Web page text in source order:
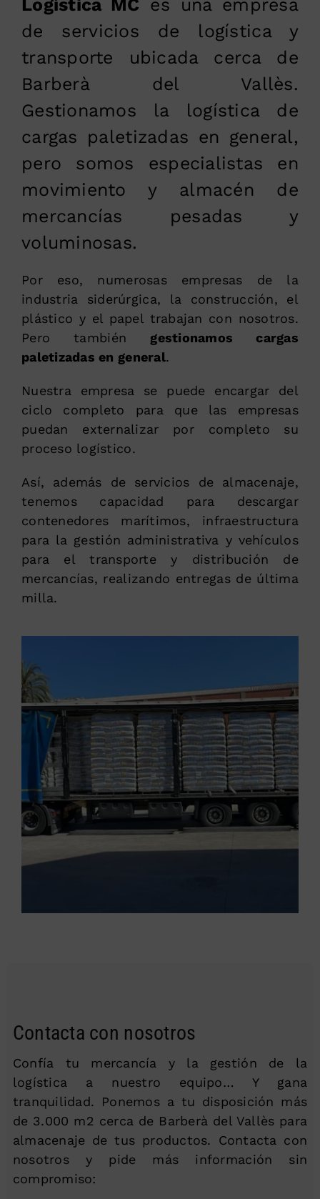
Logística MC es una empresa
de servicios de logística y
transporte ubicada cerca de
Barberà del Vallès.
Gestionamos la logística de
cargas paletizadas en general,
pero somos especialistas en
movimiento y almacén de
mercancías pesadas y
voluminosas.
Por eso, numerosas empresas de la
industria siderúrgica, la construcción, el
plástico y el papel trabajan con nosotros.
Pero también gestionamos cargas
paletizadas en general.
Nuestra empresa se puede encargar del
ciclo completo para que las empresas
puedan externalizar por completo su
proceso logístico.
Así, además de servicios de almacenaje,
tenemos capacidad para descargar
contenedores marítimos, infraestructura
para la gestión administrativa y vehículos
para el transporte y distribución de
mercancías, realizando entregas de última
milla.
Contacta con nosotros
Confía tu mercancía y la gestión de la
logística a nuestro equipo… Y gana
tranquilidad. Ponemos a tu disposición más
de 3.000 m2 cerca de Barberà del Vallès para
almacenaje de tus productos. Contacta con
nosotros y pide más información sin
compromiso: